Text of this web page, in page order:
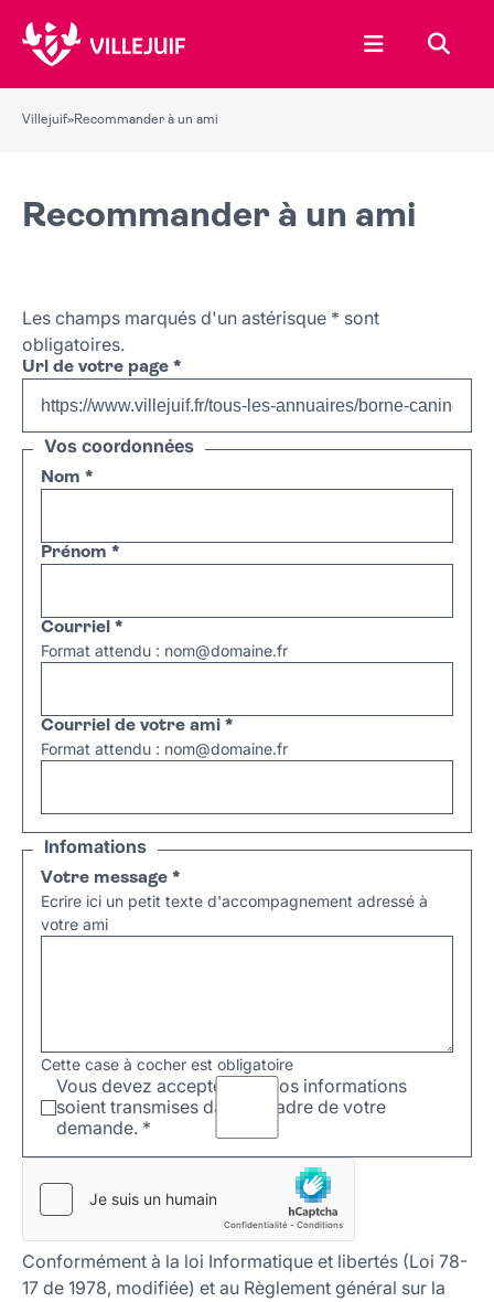
Ouvrir le
Villejuif»Recommander à un ami
Recommander à un ami
Les champs marqués d'un astérisque * sont
obligatoires.
Url de votre page *
Vos coordonnées
Nom *
Prénom *
Courriel *
Format attendu : nom@domaine.fr
Courriel de votre ami *
Format attendu : nom@domaine.fr
Infomations
Votre message *
Ecrire ici un petit texte d'accompagnement adressé à
votre ami
Cette case à cocher est obligatoire
Vous devez accepter que vos informations
soient transmises dans le cadre de votre
demande. *
Conformément à la loi Informatique et libertés (Loi 78-
17 de 1978, modifiée) et au Règlement général sur la